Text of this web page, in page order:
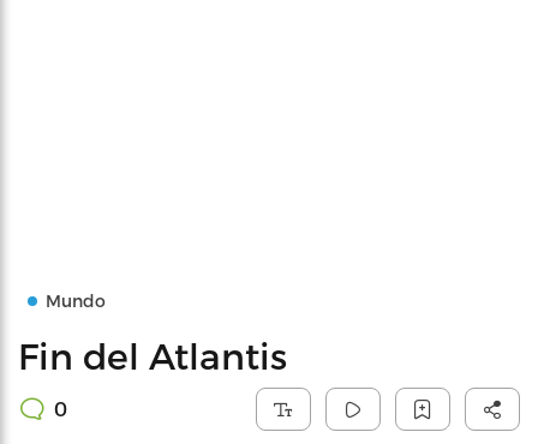
Mundo
Fin del Atlantis
0